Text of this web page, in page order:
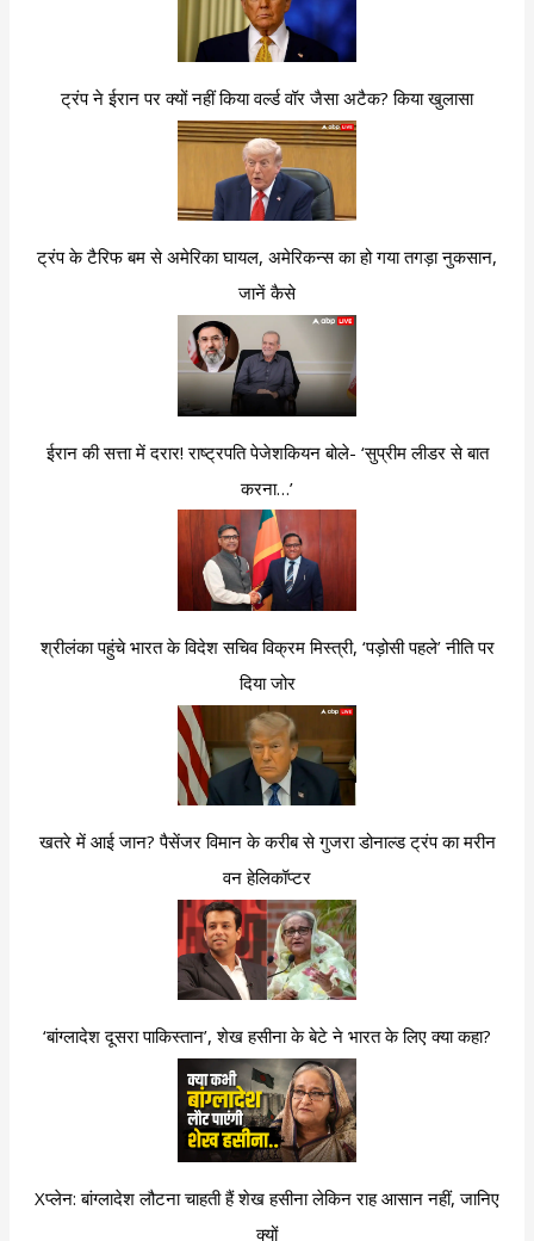
ट्रंप ने ईरान पर क्यों नहीं किया वर्ल्ड वॉर जैसा अटैक? किया खुलासा
ट्रंप के टैरिफ बम से अमेरिका घायल, अमेरिकन्स का हो गया तगड़ा नुकसान,
जानें कैसे
ईरान की सत्ता में दरार! राष्ट्रपति पेजेशकियन बोले- ‘सुप्रीम लीडर से बात
करना…’
श्रीलंका पहुंचे भारत के विदेश सचिव विक्रम मिस्त्री, ‘पड़ोसी पहले’ नीति पर
दिया जोर
खतरे में आई जान? पैसेंजर विमान के करीब से गुजरा डोनाल्ड ट्रंप का मरीन
वन हेलिकॉप्टर
‘बांग्लादेश दूसरा पाकिस्तान’, शेख हसीना के बेटे ने भारत के लिए क्या कहा?
Xप्लेन: बांग्लादेश लौटना चाहती हैं शेख हसीना लेकिन राह आसान नहीं, जानिए
क्यों